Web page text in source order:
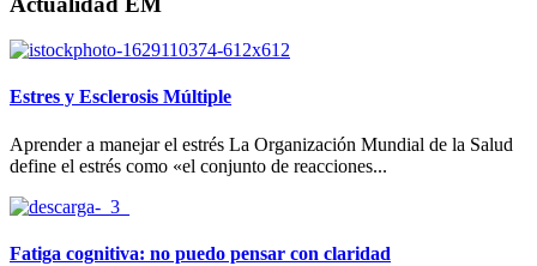
Estres y Esclerosis Múltiple
Aprender a manejar el estrés La Organización Mundial de la Salud
define el estrés como «el conjunto de reacciones...
Fatiga cognitiva: no puedo pensar con claridad